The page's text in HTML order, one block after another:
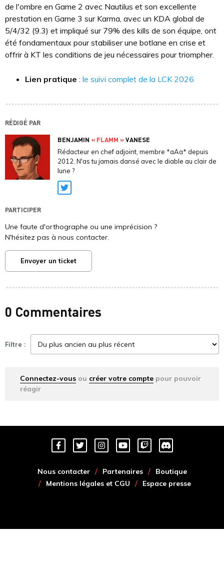
de l'ombre en Game 2 avec Nautilus et son excellente
prestation en Game 3 sur Karma, avec un KDA global de
5/4/32 (9.3) et impliqué sur 79% des kills de son équipe, ont
été fondamentaux pour stabiliser une botlane en crise et
offrir à KT les conditions de jeu nécessaires pour triompher.
Lien pratique : le suivi complet de la LCK 2026
RÉDIGÉ PAR
BENJAMIN « FLAMM »VANESE
Rédacteur en chef adjoint, membre *aAa* depuis
2012. N'as tu jamais dansé avec le diable au clair de
lune ?
Twitter
PARTICIPER
Une faute d'orthographe ou une imprécision ?
N'hésitez pas à nous contacter.
Envoyer un ticket
0 Commentaires
Filtre :
Connectez-vous ou créer votre compte pour pouvoir
réagir
Nous contacter Partenaires
Boutique
Mentions légales et CGU
Espace presse